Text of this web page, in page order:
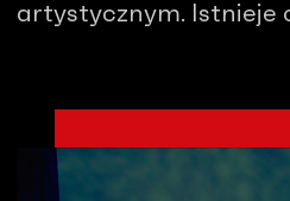
artystycznym. Istnieje